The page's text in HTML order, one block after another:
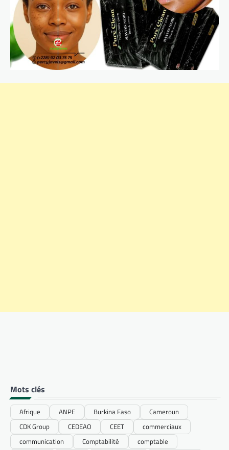
Mots clés
Afrique ANPE Burkina Faso
Cameroun
CDK Group
CEDEAO CEET
commerciaux
communication
Comptabilité
comptable